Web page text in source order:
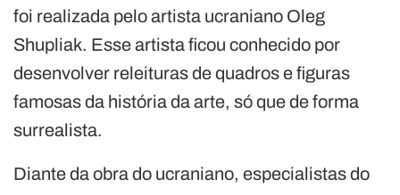
foi realizada pelo artista ucraniano Oleg
Shupliak. Esse artista ficou conhecido por
desenvolver releituras de quadros e figuras
famosas da história da arte, só que de forma
surrealista.
Diante da obra do ucraniano, especialistas do